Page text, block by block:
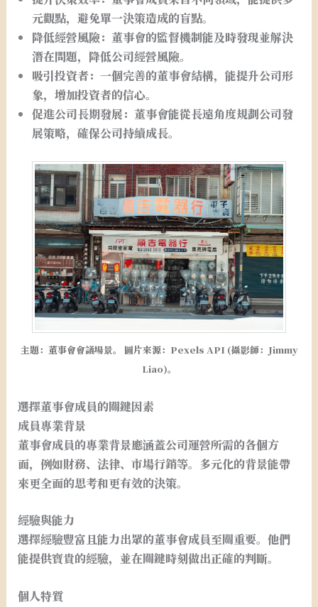
元觀點，避免單一決策造成的盲點。
降低經營風險：董事會的監督機制能及時發現並解決
潛在問題，降低公司經營風險。
吸引投資者：一個完善的董事會結構，能提升公司形
象，增加投資者的信心。
促進公司長期發展：董事會能從長遠角度規劃公司發
展策略，確保公司持續成長。
主題：董事會會議場景。 圖片來源：Pexels API (攝影師：Jimmy
Liao)。
選擇董事會成員的關鍵因素
成員專業背景
董事會成員的專業背景應涵蓋公司運營所需的各個方
面，例如財務、法律、市場行銷等。多元化的背景能帶
來更全面的思考和更有效的決策。
經驗與能力
選擇經驗豐富且能力出眾的董事會成員至關重要。他們
能提供寶貴的經驗，並在關鍵時刻做出正確的判斷。
個人特質